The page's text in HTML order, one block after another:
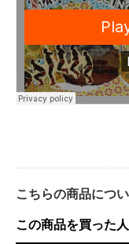
こちらの商品につ
この商品を買った